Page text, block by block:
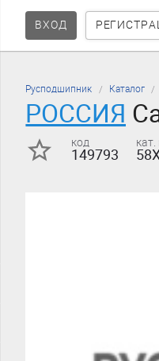
ВХОД
Русподшипник Каталог
РОССИЯ
код
149793